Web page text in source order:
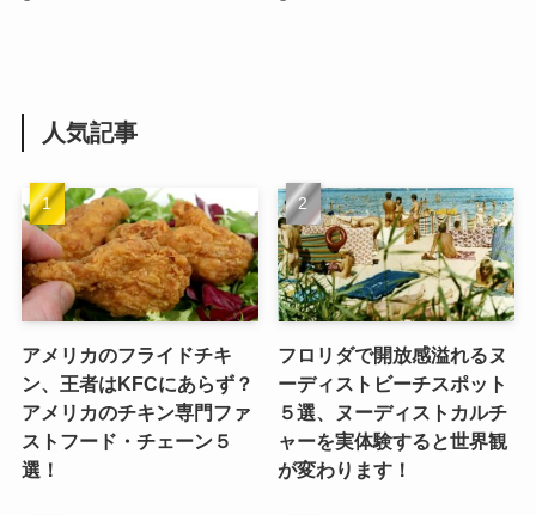
人気記事
アメリカのフライドチキ
ン、王者はKFCにあらず？
アメリカのチキン専門ファ
ストフード・チェーン５
選！
フロリダで開放感溢れるヌ
ーディストビーチスポット
５選、ヌーディストカルチ
ャーを実体験すると世界観
が変わります！